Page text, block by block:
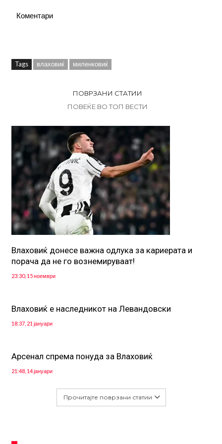
Коментари
Tags влаховиќ миленковиќ
ПОВРЗАНИ СТАТИИ
ПОВЕЌЕ ВО ТОП ВЕСТИ
Влаховиќ донесе важна одлука за кариерата и
порача да не го вознемируваат!
23:30, 15 ноември
Влаховиќ е наследникот на Левандовски
18:37, 21 јануари
Арсенал спрема понуда за Влаховиќ
21:48, 14 јануари
Прочитајте поврзани статии